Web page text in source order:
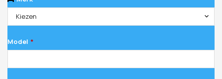
Kiezen
Model *